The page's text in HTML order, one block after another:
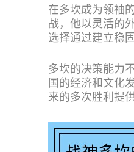
在多坎成为领袖
战，他以灵活的
选择通过建立稳
多坎的决策能力
国的经济和文化
来的多次胜利提